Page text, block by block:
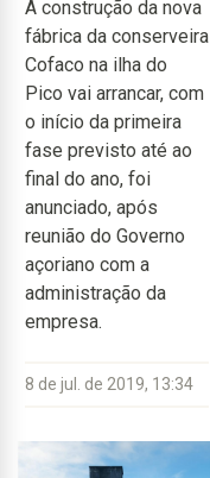
A construção da nova
fábrica da conserveira
Cofaco na ilha do
Pico vai arrancar, com
o início da primeira
fase previsto até ao
final do ano, foi
anunciado, após
reunião do Governo
açoriano com a
administração da
empresa.
8 de jul. de 2019, 13:34